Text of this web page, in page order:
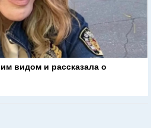
видом и рассказала о